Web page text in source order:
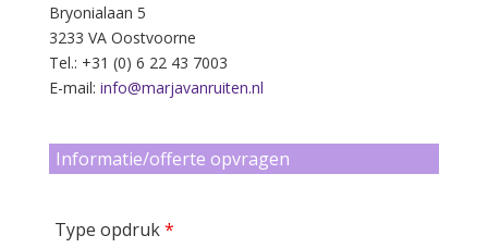
Bryonialaan 5
3233 VA Oostvoorne
Tel.: +31 (0) 6 22 43 7003
E-mail: info@marjavanruiten.nl
Informatie/offerte opvragen
Type opdruk*